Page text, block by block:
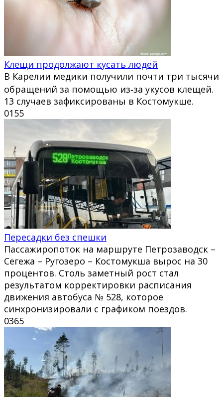
Клещи продолжают кусать людей
В Карелии медики получили почти три тысячи
обращений за помощью из‑за укусов клещей.
13 случаев зафиксированы в Костомукше.
0155
Пересадки без спешки
Пассажиропоток на маршруте Петрозаводск –
Сегежа – Ругозеро – Костомукша вырос на 30
процентов. Столь заметный рост стал
результатом корректировки расписания
движения автобуса № 528, которое
синхронизировали с графиком поездов.
0365